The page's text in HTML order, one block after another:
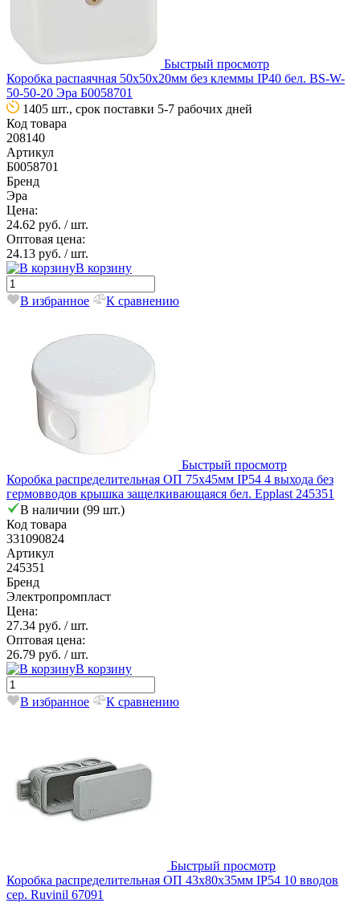
Быстрый просмотр
Коробка распаячная 50х50х20мм без клеммы IP40 бел. BS-W-
50-50-20 Эра Б0058701
1405 шт., срок поставки 5-7 рабочих дней
Код товара
208140
Артикул
Б0058701
Бренд
Эра
Цена:
24.62 руб. / шт.
Оптовая цена:
24.13 руб. / шт.
В корзину
В избранное К сравнению
Быстрый просмотр
Коробка распределительная ОП 75х45мм IP54 4 выхода без
гермовводов крышка защелкивающаяся бел. Epplast 245351
В наличии (99 шт.)
Код товара
331090824
Артикул
245351
Бренд
Электропромпласт
Цена:
27.34 руб. / шт.
Оптовая цена:
26.79 руб. / шт.
В корзину
В избранное К сравнению
Быстрый просмотр
Коробка распределительная ОП 43х80х35мм IP54 10 вводов
сер. Ruvinil 67091